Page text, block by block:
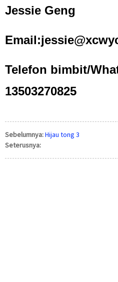
Jessie Geng
Telefon bimbit/
13503270825
Sebelumnya:Hijau tong 3
Seterusnya: